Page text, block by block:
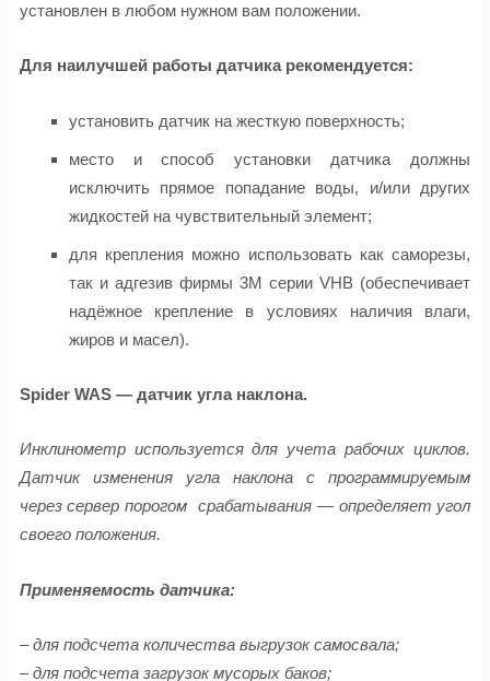
установлен в любом нужном вам положении.
Для наилучшей работы датчика рекомендуется:
установить датчик на жесткую поверхность;
место и способ установки датчика должны
исключить прямое попадание воды, и/или других
жидкостей на чувствительный элемент;
для крепления можно использовать как саморезы,
так и адгезив фирмы 3М серии VHB (обеспечивает
надёжное крепление в условиях наличия влаги,
жиров и масел).
Spider WAS — датчик угла наклона.
Инклинометр используется для учета рабочих циклов.
Датчик изменения угланаклона с программируемым
через сервер порогом срабатывания — определяет угол
своего положения.
Применяемость датчика:
– для подсчета количества выгрузок самосвала;
– для подсчета загрузок мусорых баков;